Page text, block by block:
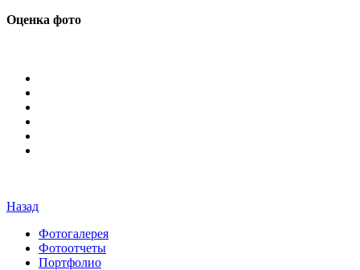
Оценка фото
Назад
Фотогалерея
Фотоотчеты
Портфолио